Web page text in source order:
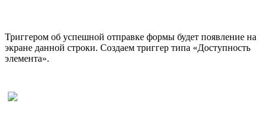
Триггером об успешной отправке формы будет появление на
экране данной строки. Создаем триггер типа «Доступность
элемента».